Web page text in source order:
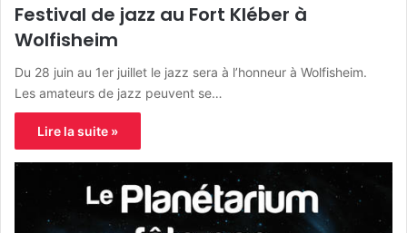
Festival de jazz au Fort Kléber à
Wolfisheim
Du 28 juin au 1er juillet le jazz sera à l’honneur à Wolfisheim.
Les amateurs de jazz peuvent se…
Lire la suite »